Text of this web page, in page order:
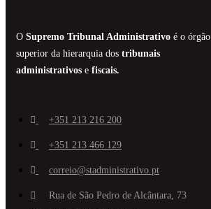
O Supremo Tribunal Administrativo é o órgão
superior da hierarquia dos tribunais
administrativos e fiscais.
+351 213 216 200
+351 213 466 129
correio@stadministrativo.pt
Rua de São Pedro de Alcântara, 73